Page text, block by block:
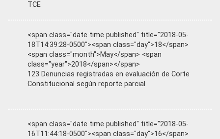
TCE
<span class="date time published" title="2018-05-
18T14:39:28-0500"><span class="day">18</span>
<span class="month">May</span> <span
class="year">2018</span></span>
123 Denuncias registradas en evaluación de Corte
Constitucional según reporte parcial
<span class="date time published" title="2018-05-
16T11:44:18-0500"><span class="day">16</span>